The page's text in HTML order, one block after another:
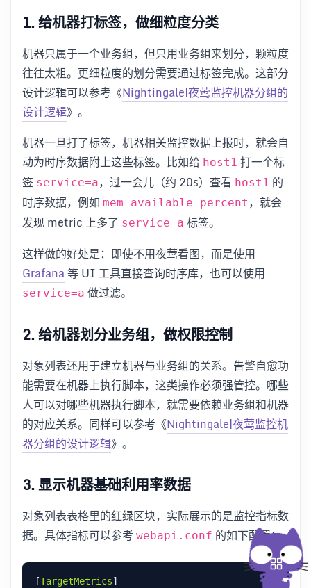
1. 给机器打标签，做细粒度分类
机器只属于一个业务组，但只用业务组来划分，颗粒度
往往太粗。更细粒度的划分需要通过标签完成。这部分
设计逻辑可以参考《Nightingale|夜莺监控机器分组的
设计逻辑》。
机器一旦打了标签，机器相关监控数据上报时，就会自
动为时序数据附上这些标签。比如给 host1 打一个标
签 service=a，过一会儿（约 20s）查看 host1 的
时序数据，例如 mem_available_percent ，就会
发现 metric 上多了 service=a 标签。
这样做的好处是：即使不用夜莺看图，而是使用
Grafana等 UI 工具直接查询时序库，也可以使用
service=a 做过滤。
2. 给机器划分业务组，做权限控制
对象列表还用于建立机器与业务组的关系。告警自愈功
能需要在机器上执行脚本，这类操作必须强管控。哪些
人可以对哪些机器执行脚本，就需要依赖业务组和机器
的对应关系。同样可以参考《Nightingale|夜莺监控机
器分组的设计逻辑》。
3. 显示机器基础利用率数据
对象列表表格里的红绿区块，实际展示的是监控指标数
据。具体指标可以参考 webapi.conf 的如下配置：
[TargetMetrics